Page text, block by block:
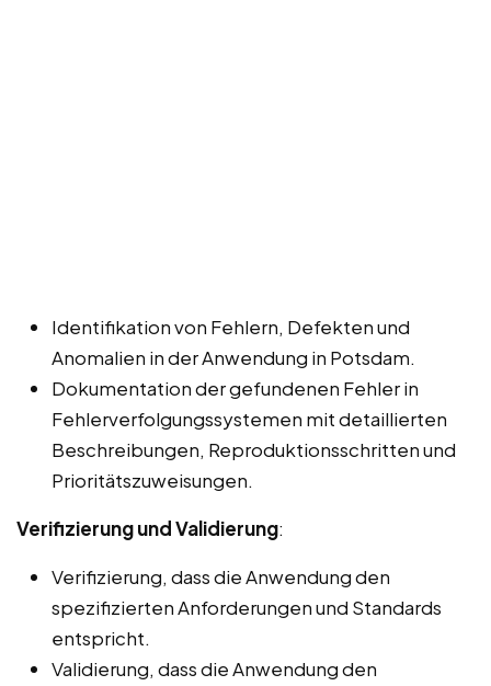
Identifikation von Fehlern, Defekten und
Anomalien in der Anwendung in Potsdam.
Dokumentation der gefundenen Fehler in
Fehlerverfolgungssystemen mit detaillierten
Beschreibungen, Reproduktionsschritten und
Prioritätszuweisungen.
Verifizierung und Validierung:
Verifizierung, dass die Anwendung den
spezifizierten Anforderungen und Standards
entspricht.
Validierung, dass die Anwendung den